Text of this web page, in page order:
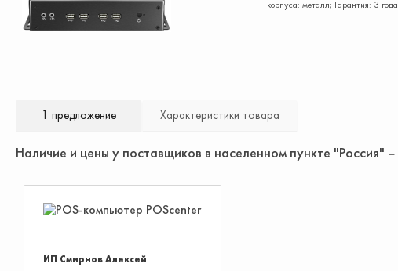
корпуса: металл; Гарантия: 3 года
1 предложение Характеристики товара
Наличие и цены у поставщиков в населенном пункте "Россия"
ИП Смирнов Алексей